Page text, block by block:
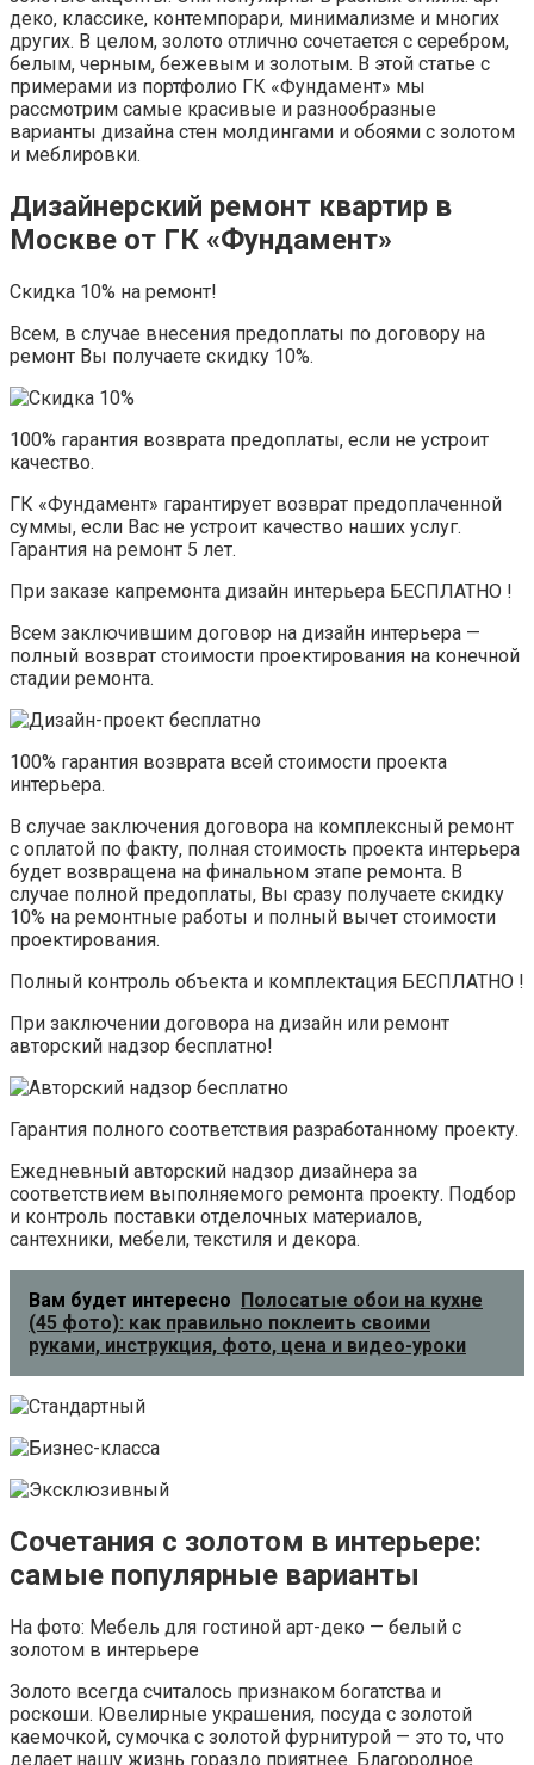
деко, классике, контемпорари, минимализме и многих
других. В целом, золото отлично сочетается с серебром,
белым, черным, бежевым и золотым. В этой статье с
примерами из портфолио ГК «Фундамент» мы
рассмотрим самые красивые и разнообразные
варианты дизайна стен молдингами и обоями с золотом
и меблировки.
Дизайнерский ремонт квартир в
Москве от ГК «Фундамент»
Скидка 10% на ремонт!
Всем, в случае внесения предоплаты по договору на
ремонт Вы получаете скидку 10%.
100% гарантия возврата предоплаты, если не устроит
качество.
ГК «Фундамент» гарантирует возврат предоплаченной
суммы, если Вас не устроит качество наших услуг.
Гарантия на ремонт 5 лет.
При заказе капремонта дизайн интерьера БЕСПЛАТНО !
Всем заключившим договор на дизайн интерьера —
полный возврат стоимости проектирования на конечной
стадии ремонта.
100% гарантия возврата всей стоимости проекта
интерьера.
В случае заключения договора на комплексный ремонт
с оплатой по факту, полная стоимость проекта интерьера
будет возвращена на финальном этапе ремонта. В
случае полной предоплаты, Вы сразу получаете скидку
10% на ремонтные работы и полный вычет стоимости
проектирования.
Полный контроль объекта и комплектация БЕСПЛАТНО !
При заключении договора на дизайн или ремонт
авторский надзор бесплатно!
Гарантия полного соответствия разработанному проекту.
Ежедневный авторский надзор дизайнера за
соответствием выполняемого ремонта проекту. Подбор
и контроль поставки отделочных материалов,
сантехники, мебели, текстиля и декора.
Вам будет интересно Полосатые обои на кухне
(45 фото): как правильно поклеить своими
руками, инструкция, фото, цена и видео-уроки
Сочетания с золотом в интерьере:
самые популярные варианты
На фото: Мебель для гостиной арт-деко — белый с
золотом в интерьере
Золото всегда считалось признаком богатства и
роскоши. Ювелирные украшения, посуда с золотой
каемочкой, сумочка с золотой фурнитурой — это то, что
делает нашу жизнь гораздо приятнее. Благородное